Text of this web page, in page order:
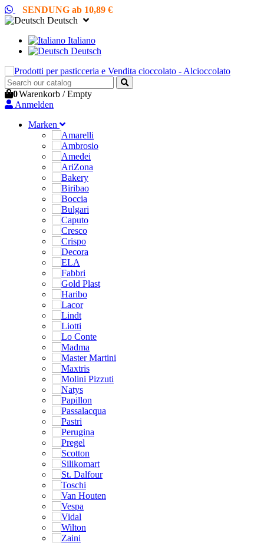
SENDUNG ab 10,89 €
Deutsch
Italiano
Deutsch
0Warenkorb /Empty
Anmelden
Marken